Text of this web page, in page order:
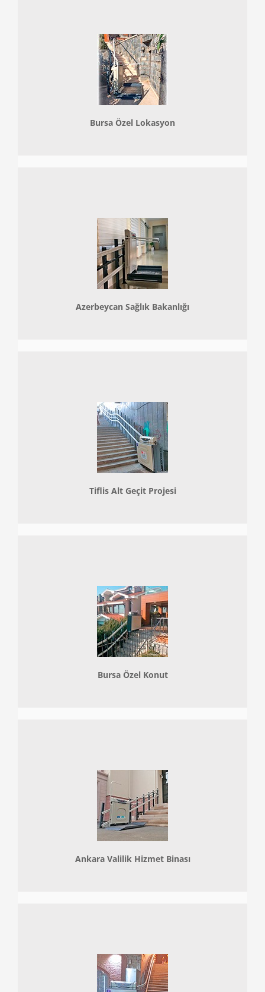
Bursa Özel Lokasyon
Azerbeycan Sağlık Bakanlığı
Tiflis Alt Geçit Projesi
Bursa Özel Konut
Ankara Valilik Hizmet Binası